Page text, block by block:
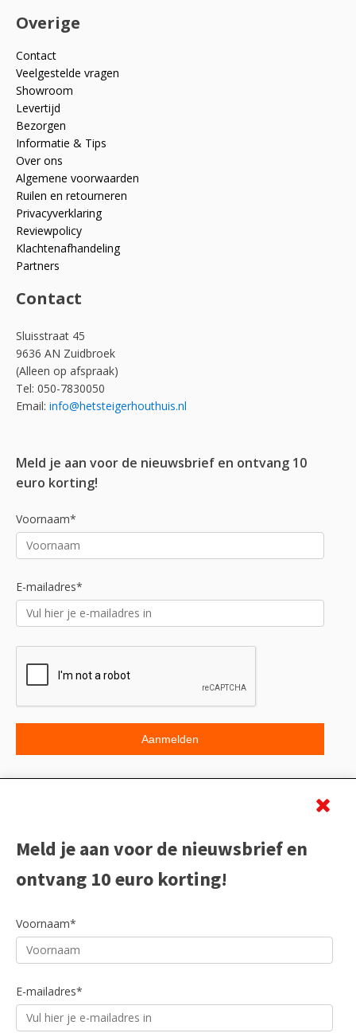
Overige
Contact
Veelgestelde vragen
Showroom
Levertijd
Bezorgen
Informatie & Tips
Over ons
Algemene voorwaarden
Ruilen en retourneren
Privacyverklaring
Reviewpolicy
Klachtenafhandeling
Partners
Contact
Sluisstraat 45
9636 AN Zuidbroek
(Alleen op afspraak)
Tel: 050-7830050
Email: info@hetsteigerhouthuis.nl
Meld je aan voor de nieuwsbrief en ontvang 10
euro korting!
Voornaam*
E-mailadres*
Meld je aan voor de nieuwsbrief en
ontvang 10 euro korting!
Voornaam*
E-mailadres*